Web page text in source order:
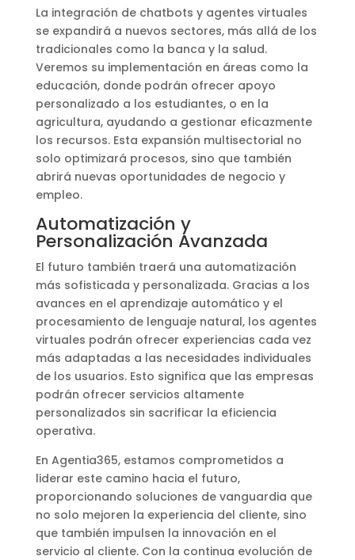
La integración de chatbots y agentes virtuales
se expandirá a nuevos sectores, más allá de los
tradicionales como la banca y la salud.
Veremos su implementación en áreas como la
educación, donde podrán ofrecer apoyo
personalizado a los estudiantes, o en la
agricultura, ayudando a gestionar eficazmente
los recursos. Esta expansión multisectorial no
solo optimizará procesos, sino que también
abrirá nuevas oportunidades de negocio y
empleo.
Automatización y
Personalización Avanzada
El futuro también traerá una automatización
más sofisticada y personalizada. Gracias a los
avances en el aprendizaje automático y el
procesamiento de lenguaje natural, los agentes
virtuales podrán ofrecer experiencias cada vez
más adaptadas a las necesidades individuales
de los usuarios. Esto significa que las empresas
podrán ofrecer servicios altamente
personalizados sin sacrificar la eficiencia
operativa.
En Agentia365, estamos comprometidos a
liderar este camino hacia el futuro,
proporcionando soluciones de vanguardia que
no solo mejoren la experiencia del cliente, sino
que también impulsen la innovación en el
servicio al cliente. Con la continua evolución de